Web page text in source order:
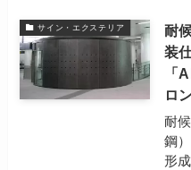
サイン・エクステリア
耐
装
「
ロ
耐
鋼
形